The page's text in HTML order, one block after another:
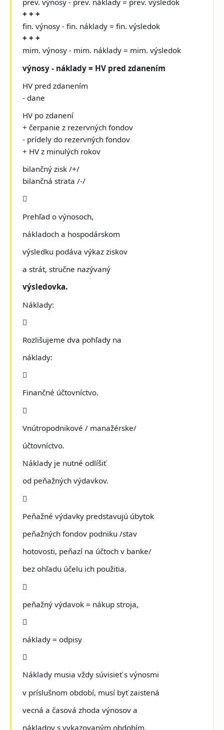
prev. výnosy - prev. náklady = prev. výsledok
+ + +
fin. výnosy - fin. náklady = fin. výsledok
+ + +
mim. výnosy - mim. náklady = mim. výsledok
výnosy - náklady = HV pred zdanením
HV pred zdanením
- dane
HV po zdanení
+ čerpanie z rezervných fondov
- prídely do rezervných fondov
+ HV z minulých rokov
bilančný zisk /+/
bilančná strata /-/

Prehľad o výnosoch,
nákladoch a hospodárskom
výsledku podáva výkaz ziskov
a strát, stručne nazývaný
výsledovka.
Náklady:

Rozlišujeme dva pohľady na
náklady:

Finančné účtovníctvo.

Vnútropodnikové / manažérske/
účtovníctvo.
Náklady je nutné odlíšiť
od peňažných výdavkov.

Peňažné výdavky predstavujú úbytok
peňažných fondov podniku /stav
hotovosti, peňazí na účtoch v banke/
bez ohľadu účelu ich použitia.

peňažný výdavok = nákup stroja,

náklady = odpisy

Náklady musia vždy súvisieť s výnosmi
v príslušnom období, musí byť zaistená
vecná a časová zhoda výnosov a
nákladov s vykazovaným obdobím.